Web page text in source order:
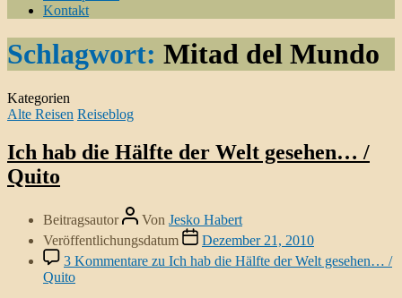
Kontakt
Schlagwort: Mitad del Mundo
Kategorien
Alte Reisen Reiseblog
Ich hab die Hälfte der Welt gesehen… /
Quito
Beitragsautor Von Jesko Habert
Veröffentlichungsdatum
Dezember 21, 2010
3 Kommentare zu Ich hab die Hälfte der Welt gesehen… /
Quito